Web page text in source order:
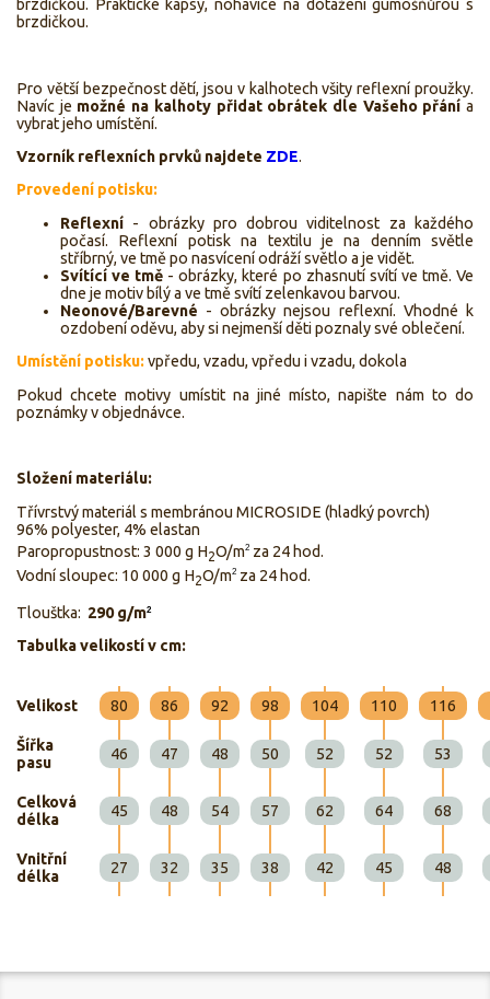
brzdičkou. Praktické kapsy, nohavice na dotažení gumošňůrou s
brzdičkou.
Pro větší bezpečnost dětí, jsou v kalhotech všity reflexní proužky.
Navíc je možné na kalhoty přidat obrátek dle Vašeho přání a
vybrat jeho umístění.
Vzorník reflexních prvků najdete ZDE.
Provedení potisku:
Reflexní - obrázky pro dobrou viditelnost za každého
počasí. Reflexní potisk na textilu je na denním světle
stříbrný, ve tmě po nasvícení odráží světlo a je vidět.
Svítící ve tmě - obrázky, které po zhasnutí svítí ve tmě. Ve
dne je motiv bílý a ve tmě svítí zelenkavou barvou.
Neonové/Barevné - obrázky nejsou reflexní. Vhodné k
ozdobení oděvu, aby si nejmenší děti poznaly své oblečení.
Umístění potisku:vpředu, vzadu, vpředu i vzadu, dokola
Pokud chcete motivy umístit na jiné místo, napište nám to do
poznámky v objednávce.
Složení materiálu:
Třívrstvý materiál s membránou MICROSIDE (hladký povrch)
96% polyester, 4% elastan
Paropropustnost: 3 000 g H2O/m2 za 24 hod.
Vodní sloupec: 10 000 g H2O/m2 za 24 hod.
Tlouštka: 290 g/m2
Tabulka velikostí v cm:
Velikost 80 86 92 98 104 110 116
Šířka
pasu
46 47 48 50 52 52 53
Celková
délka
45 48 54 57 62 64 68
Vnitřní
délka
27 32 35 38 42 45 48